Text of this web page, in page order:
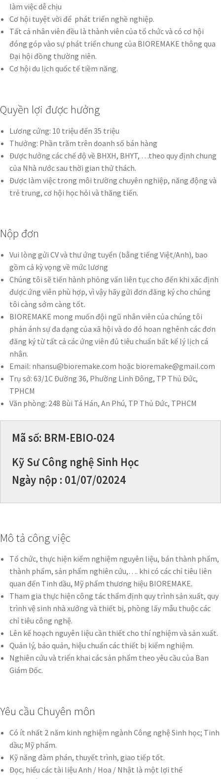
làm việc dễ chịu
Cơ hội tuyệt vời để phát triển nghề nghiệp.
Tất cả nhân viên đều là thành viên của tổ chức và có cơ hội
đóng góp vào sự phát triển chung của BIOREMAKE thông qua
Đại hội đồng thường niên.
Cơ hội du lịch quốc tế tiềm năng.
Quyền lợi được hưởng
Lương cứng: 10 triệu đến 35 triệu
Thưởng: Phần trăm trên doanh số bán hàng
Được hưởng các chế độ về BHXH, BHYT, …theo quy định chung
của Nhà nước sau thời gian thử thách.
Được làm việc trong môi trường chuyên nghiệp, năng động và
trẻ trung, cơ hội học hỏi và thăng tiến.
Nộp đơn
Vui lòng gửi CV và thư ứng tuyển (bằng tiếng Việt/Anh), bao
gồm cả kỳ vọng về mức lương
Chúng tôi sẽ tiến hành phỏng vấn liên tục cho đến khi xác định
được ứng viên phù hợp, vì vậy hãy gửi đơn đăng ký cho chúng
tôi càng sớm càng tốt.
BIOREMAKE mong muốn đội ngũ nhân viên của chúng tôi
phản ánh sự đa dạng của xã hội và do đó hoan nghênh các đơn
đăng ký từ tất cả các ứng viên đủ tiêu chuẩn bất kể lý lịch cá
nhân.
Email: nhansu@bioremake.com hoặc bioremake@gmail.com
Trụ sở: 63/1C Đường 36, Phường Linh Đông, TP Thủ Đức,
TPHCM
Văn phòng: 248 Bùi Tá Hán, An Phú, TP Thủ Đức, TPHCM
Mã số: BRM-EBIO-024
Kỹ Sư Công nghệ Sinh Học
Ngày nộp : 01/07/02024
Mô tả công việc
Tổ chức, thực hiện kiểm nghiệm nguyên liệu, bán thành phẩm,
thành phẩm, sản phẩm nghiên cứu,…. khi có các chỉ tiêu liên
quan đến Tinh dầu, Mỹ phẩm thương hiệu BIOREMAKE.
Tham gia thực hiện công tác thẩm định quy trình sản xuất, quy
trình vệ sinh nhà xưởng và thiết bị, phòng lấy mẫu thuộc các
chỉ tiêu công nghệ.
Lên kế hoạch nguyên liệu cần thiết cho thí nghiệm và sản xuất.
Quản lý, bảo quản, hiệu chuẩn các thiết bị kiểm nghiệm.
Nghiên cứu và triển khai các sản phẩm theo yêu cầu của Ban
Giám Đốc.
Yêu cầu Chuyên môn
Có ít nhất 2 năm kinh nghiệm ngành Công nghệ Sinh học; Tinh
dầu; Mỹ phẩm.
Kỹ năng đàm phán, thuyết trình, giao tiếp tốt.
Đọc, hiểu các tài liệu Anh / Hoa / Nhật là một lợi thế